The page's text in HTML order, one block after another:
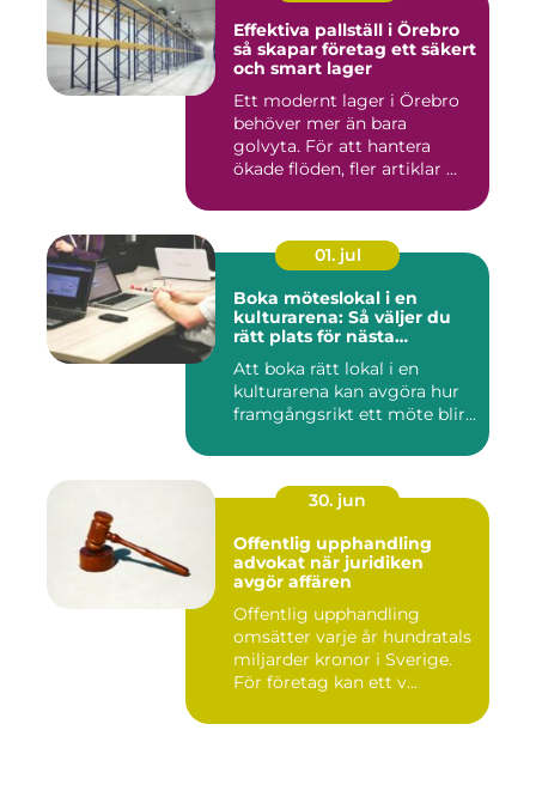
Effektiva pallställ i Örebro
så skapar företag ett säkert
och smart lager
Ett modernt lager i Örebro
behöver mer än bara
golvyta. För att hantera
ökade flöden, fler artiklar ...
01. jul
Boka möteslokal i en
kulturarena: Så väljer du
rätt plats för nästa
Att boka rätt lokal i en
kulturarena kan avgöra hur
framgångsrikt ett möte blir...
30. jun
Offentlig upphandling
advokat när juridiken
avgör affären
Offentlig upphandling
omsätter varje år hundratals
miljarder kronor i Sverige.
För företag kan ett v...